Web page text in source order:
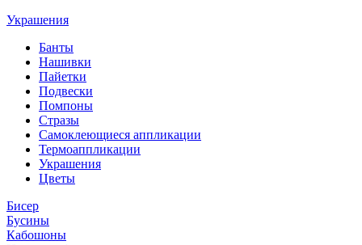
Украшения
Банты
Нашивки
Пайетки
Подвески
Помпоны
Стразы
Самоклеющиеся аппликации
Термоаппликации
Украшения
Цветы
Бисер
Бусины
Кабошоны